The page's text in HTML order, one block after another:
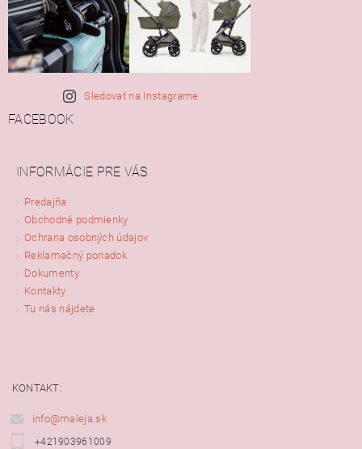
Sledovať na Instagrame
FACEBOOK
INFORMÁCIE PRE VÁS
Predajňa
Obchodné podmienky
Ochrana osobných údajov
Reklamačný poriadok
Dokumenty
Kontakty
Tu nás nájdete
KONTAKT:
info@maleja.sk
+421903961009